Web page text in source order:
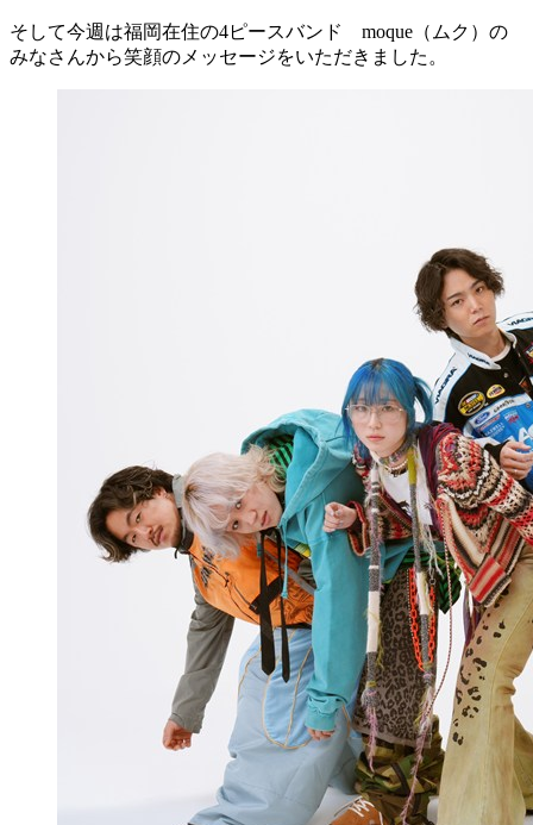
そして今週は福岡在住の4ピースバンド moque（ムク）の
みなさんから笑顔のメッセージをいただきました。